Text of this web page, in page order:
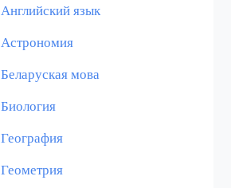
Английский язык
Астрономия
Беларуская мова
Биология
География
Геометрия